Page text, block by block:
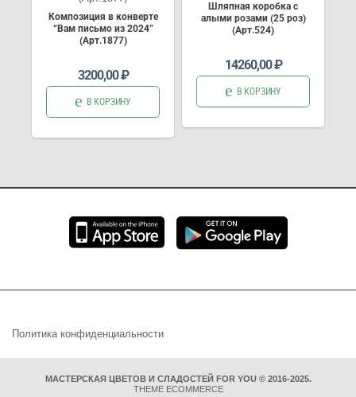
Композиция в конверте
“Вам письмо из 2024”
(Арт.1877)
3200,00₽
В КОРЗИНУ
Шляпная коробка с
алыми розами (25 роз)
(Арт.524)
14260,00₽
В КОРЗИНУ
Политика конфиденциальности
МАСТЕРСКАЯ ЦВЕТОВ И СЛАДОСТЕЙ FOR YOU © 2016-2025.
THEME ECOMMERCE